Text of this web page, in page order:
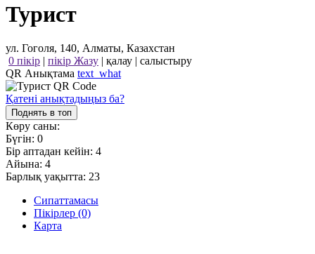
Турист
ул. Гоголя, 140, Алматы, Казахстан
0 пікір | пікір Жазу | қалау | салыстыру
QR Анықтама text_what
Қатені анықтадыңыз ба?
Поднять в топ
Көру саны:
Бүгін: 0
Бір аптадан кейін: 4
Айына: 4
Барлық уақытта: 23
Сипаттамасы
Пікірлер (0)
Карта